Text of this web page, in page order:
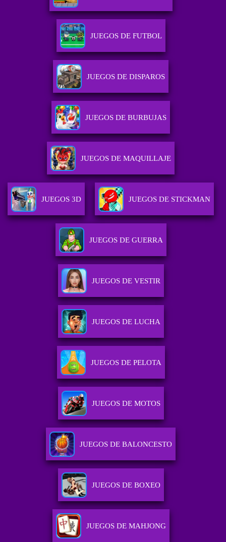
JUEGOS DE FUTBOL
JUEGOS DE DISPAROS
JUEGOS DE BURBUJAS
JUEGOS DE MAQUILLAJE
JUEGOS 3D JUEGOS DE STICKMAN
JUEGOS DE GUERRA
JUEGOS DE VESTIR
JUEGOS DE LUCHA
JUEGOS DE PELOTA
JUEGOS DE MOTOS
JUEGOS DE BALONCESTO
JUEGOS DE BOXEO
JUEGOS DE MAHJONG